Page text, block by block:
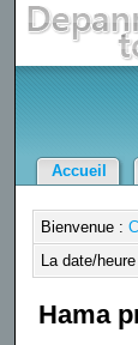
Accueil
Bienvenue :
La date/
Hama